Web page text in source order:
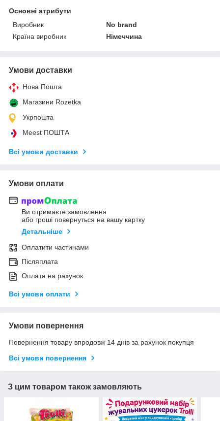
Основні атрибути
Виробник
No brand
Країна виробник
Німеччина
Умови доставки
Нова Пошта
Магазини Rozetka
Укрпошта
Meest ПОШТА
Всі умови доставки
Умови оплати
Ви отримаєте замовлення
або гроші повернуться на вашу картку
Детальніше
Оплатити частинами
Післяплата
Оплата на рахунок
Всі умови оплати
Умови повернення
Повернення товару впродовж 14 днів за рахунок покупця
Всі умови повернення
З цим товаром також замовляють